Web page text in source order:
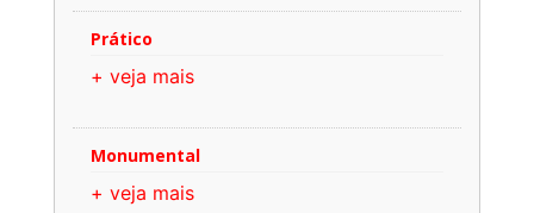
Prático
+ veja mais
Monumental
+ veja mais